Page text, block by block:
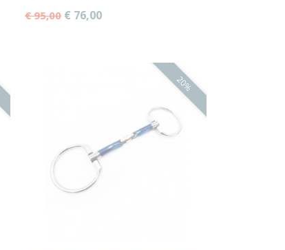
€ 95,00 € 76,00
20%